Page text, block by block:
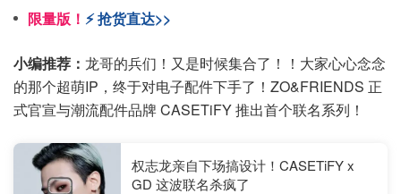
限量版！ ⚡️ 抢货直达>>
小编推荐： 龙哥的兵们！又是时候集合了！！大家心心念念
的那个超萌IP，终于对电子配件下手了！ZO&FRIENDS 正
式官宣与潮流配件品牌 CASETiFY 推出首个联名系列！
权志龙亲自下场搞设计！CASETiFY x
GD 这波联名杀疯了